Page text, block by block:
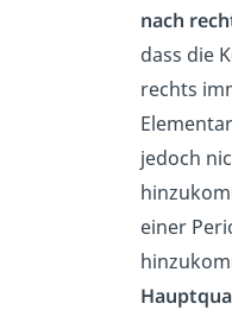
nach
dass die
rechts
jedoch
einer